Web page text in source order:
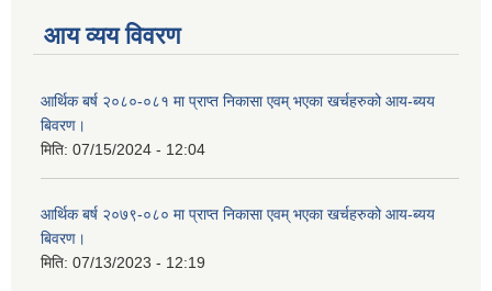
आय व्यय विवरण
आर्थिक बर्ष २०८०-०८१ मा प्राप्त निकासा एवम् भएका खर्चहरुको आय-ब्यय
बिवरण।
मिति: 07/15/2024 - 12:04
आर्थिक बर्ष २०७९-०८० मा प्राप्त निकासा एवम् भएका खर्चहरुको आय-ब्यय
बिवरण।
मिति: 07/13/2023 - 12:19